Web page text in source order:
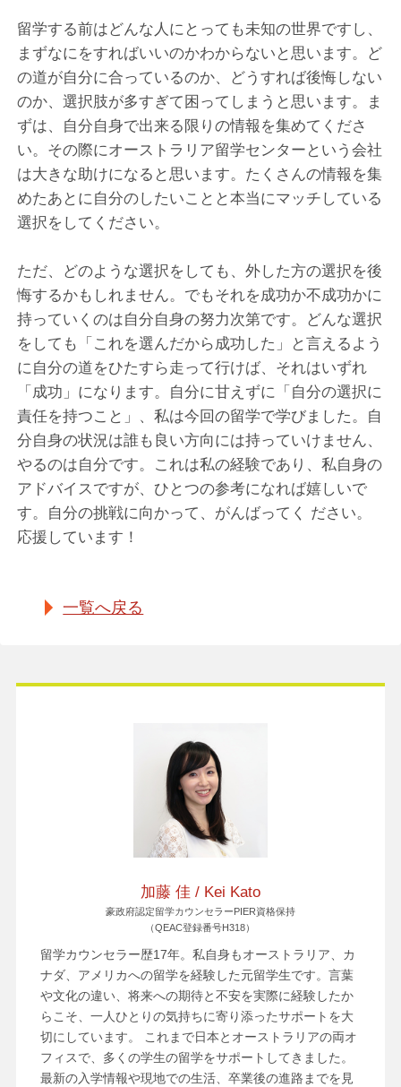
留学する前はどんな人にとっても未知の世界ですし、
まずなにをすればいいのかわからないと思います。ど
の道が自分に合っているのか、どうすれば後悔しない
のか、選択肢が多すぎて困ってしまうと思います。ま
ずは、自分自身で出来る限りの情報を集めてくださ
い。その際にオーストラリア留学センターという会社
は大きな助けになると思います。たくさんの情報を集
めたあとに自分のしたいことと本当にマッチしている
選択をしてください。
ただ、どのような選択をしても、外した方の選択を後
悔するかもしれません。でもそれを成功か不成功かに
持っていくのは自分自身の努力次第です。どんな選択
をしても「これを選んだから成功した」と言えるよう
に自分の道をひたすら走って行けば、それはいずれ
「成功」になります。自分に甘えずに「自分の選択に
責任を持つこと」、私は今回の留学で学びました。自
分自身の状況は誰も良い方向には持っていけません、
やるのは自分です。これは私の経験であり、私自身の
アドバイスですが、ひとつの参考になれば嬉しいで
す。自分の挑戦に向かって、がんばってく ださい。
応援しています！
一覧へ戻る
加藤 佳 / Kei Kato
豪政府認定留学カウンセラーPIER資格保持
（QEAC登録番号H318）
留学カウンセラー歴17年。私自身もオーストラリア、カ
ナダ、アメリカへの留学を経験した元留学生です。言葉
や文化の違い、将来への期待と不安を実際に経験したか
らこそ、一人ひとりの気持ちに寄り添ったサポートを大
切にしています。 これまで日本とオーストラリアの両オ
フィスで、多くの学生の留学をサポートしてきました。
最新の入学情報や現地での生活、卒業後の進路までを見